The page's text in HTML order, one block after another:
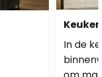
Keuken
In de